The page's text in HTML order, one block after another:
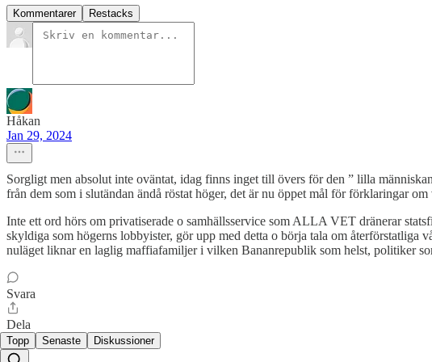
Kommentarer Restacks
Håkan
Jan 29, 2024
Sorgligt men absolut inte oväntat, idag finns inget till övers för den ” lilla
från dem som i slutändan ändå röstat höger, det är nu öppet mål för förklaringar
Inte ett ord hörs om privatiserade o samhällsservice som ALLA VET dränerar
skyldiga som högerns lobbyister, gör upp med detta o börja tala om
nuläget liknar en laglig maffiafamiljer i vilken Bananrepublik som helst, politiker
Svara
Dela
Topp Senaste Diskussioner